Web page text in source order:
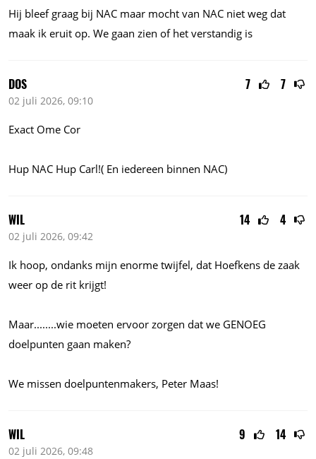
Hij bleef graag bij NAC maar mocht van NAC niet weg dat
maak ik eruit op. We gaan zien of het verstandig is
7 7
DOS
02 juli 2026, 09:10
Exact Ome Cor
Hup NAC Hup Carl!( En iedereen binnen NAC)
14 4
WIL
02 juli 2026, 09:42
Ik hoop, ondanks mijn enorme twijfel, dat Hoefkens de zaak
weer op de rit krijgt!
Maar........wie moeten ervoor zorgen dat we GENOEG
doelpunten gaan maken?
We missen doelpuntenmakers, Peter Maas!
9 14
WIL
02 juli 2026, 09:48